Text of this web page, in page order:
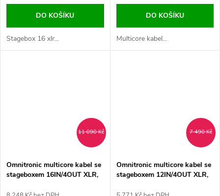
DO KOŠÍKU
Stagebox 16 xlr...
DO KOŠÍKU
Multicore kabel...
11 090 Kč
Omnitronic multicore kabel se
stageboxem 16IN/4OUT XLR,
7 490 Kč
Omnitronic multicore kabel se
stageboxem 12IN/4OUT XLR,